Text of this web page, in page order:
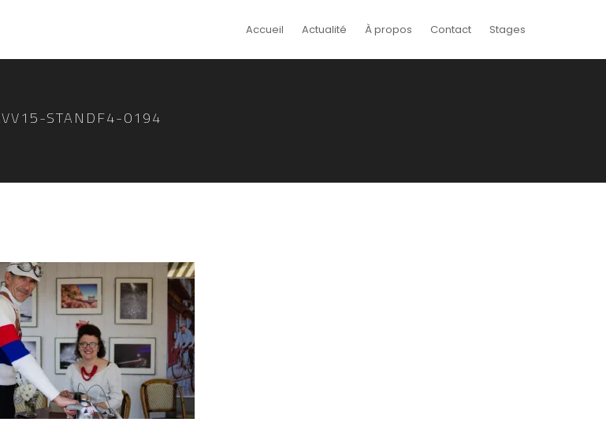
Accueil Actualité À propos Contact Stages
STANDF4-0194